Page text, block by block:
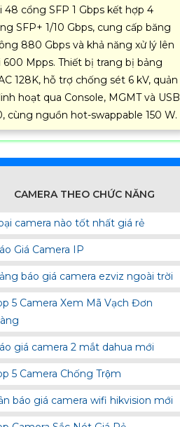
48 cổng SFP 1 Gbps kết hợp 4
SFP+ 1/10 Gbps, cung cấp băng
880 Gbps và khả năng xử lý lên
600 Mpps. Thiết bị trang bị bảng
128K, hỗ trợ chống sét 6 kV, quản
hoạt qua Console, MGMT và USB
cùng nguồn hot-swappable 150 W.
CAMERA THEO CHỨC NĂNG
camera nào tốt nhất giá rẻ
Giá Camera IP
báo giá camera ezviz ngoài trời
5 Camera Xem Mã Vạch Đơn
giá camera 2 mắt dahua mới
5 Camera Chống Trộm
báo giá camera wifi hikvision mới